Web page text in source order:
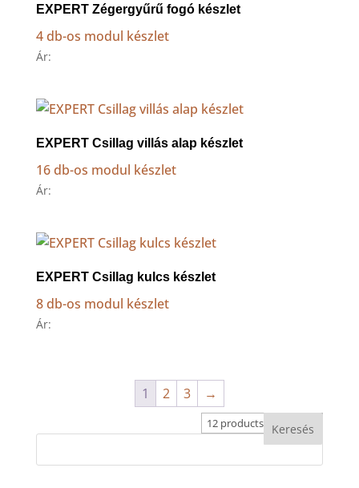
EXPERT Zégergyűrű fogó készlet
4 db-os modul készlet
Ár:
EXPERT Csillag villás alap készlet
16 db-os modul készlet
Ár:
EXPERT Csillag kulcs készlet
8 db-os modul készlet
Ár:
1 2 3 →